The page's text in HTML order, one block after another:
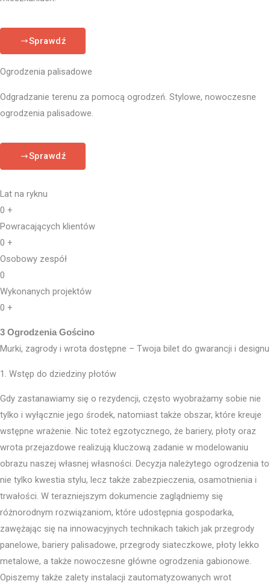
Sprawdź
Ogrodzenia palisadowe
Odgradzanie terenu za pomocą ogrodzeń. Stylowe, nowoczesne
ogrodzenia palisadowe.
Sprawdź
Lat na ryknu
0 +
Powracających klientów
0 +
Osobowy zespół
0
Wykonanych projektów
0 +
3 Ogrodzenia Gościno
Murki, zagrody i wrota dostępne – Twoja bilet do gwarancji i designu
1. Wstęp do dziedziny płotów
Gdy zastanawiamy się o rezydencji, często wyobrażamy sobie nie
tylko i wyłącznie jego środek, natomiast także obszar, które kreuje
wstępne wrażenie. Nic toteż egzotycznego, że bariery, płoty oraz
wrota przejazdowe realizują kluczową zadanie w modelowaniu
obrazu naszej własnej własności. Decyzja należytego ogrodzenia to
nie tylko kwestia stylu, lecz także zabezpieczenia, osamotnienia i
trwałości. W terazniejszym dokumencie zaglądniemy się
różnorodnym rozwiązaniom, które udostępnia gospodarka,
zawężając się na innowacyjnych technikach takich jak przegrody
panelowe, bariery palisadowe, przegrody siateczkowe, płoty lekko
metalowe, a także nowoczesne główne ogrodzenia gabionowe.
Opiszemy także zalety instalacji zautomatyzowanych wrot